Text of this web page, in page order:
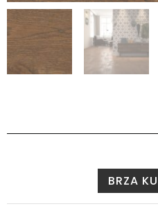
BRZA